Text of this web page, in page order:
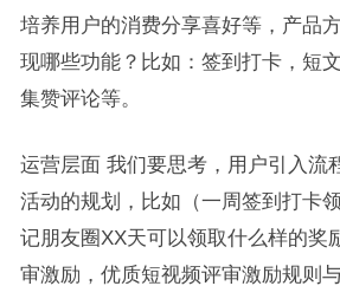
培养用户的消费分享喜好等，产品
现哪些功能？比如：签到打卡，短
集赞评论等。
运营层面 我们要思考，用户引入流
活动的规划，比如（一周签到打卡
记朋友圈XX天可以领取什么样的奖
审激励，优质短视频评审激励规则